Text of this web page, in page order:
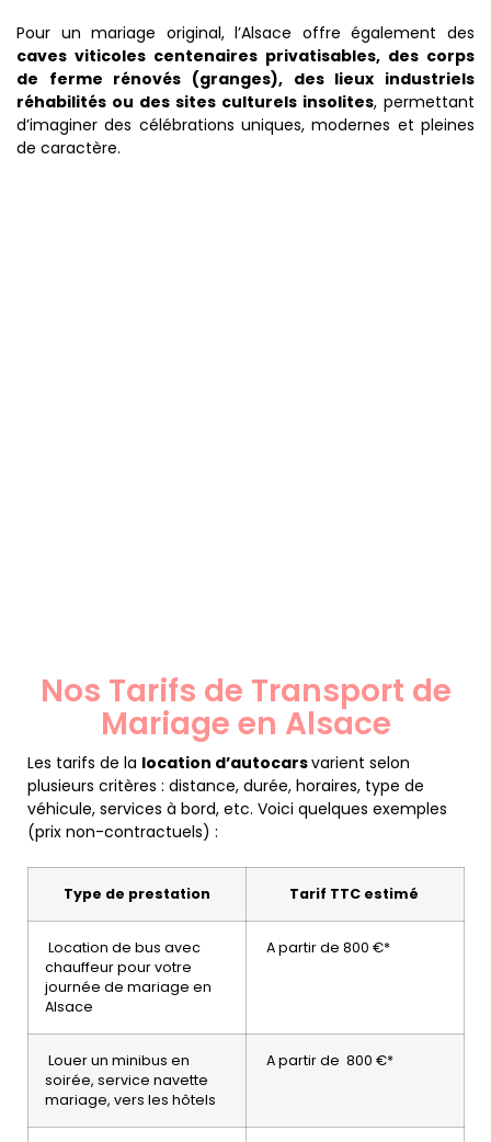
Pour un mariage original, l’Alsace offre également des
caves viticoles centenaires privatisables, des corps
de ferme rénovés (granges), des lieux industriels
réhabilités ou des sites culturels insolites, permettant
d’imaginer des célébrations uniques, modernes et pleines
de caractère.
Nos Tarifs de Transport de
Mariage en Alsace
Les tarifs de la location d’autocarsvarient selon
plusieurs critères : distance, durée, horaires, type de
véhicule, services à bord, etc. Voici quelques exemples
(prix non-contractuels) :
Type de prestation Tarif TTC estimé
Location de bus avec
chauffeur pour votre
journée de mariage en
Alsace
A partir de 800 €*
Louer un minibus en
soirée, service navette
mariage, vers les hôtels
A partir de 800 €*